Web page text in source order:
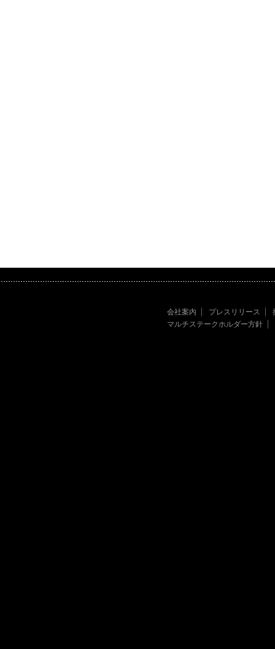
会社案内 プレスリリース
マルチステークホルダー方針